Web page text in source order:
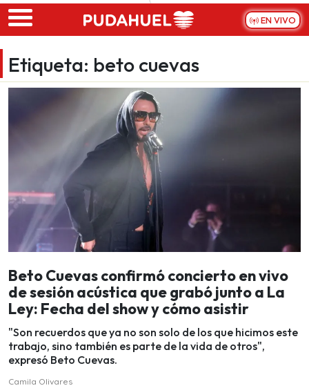
Skip to main content
EN VIVO
Etiqueta: beto cuevas
Beto Cuevas confirmó concierto en vivo
de sesión acústica que grabó junto a La
Ley: Fecha del show y cómo asistir
"Son recuerdos que ya no son solo de los que hicimos este
trabajo, sino también es parte de la vida de otros",
expresó Beto Cuevas.
Camila Olivares